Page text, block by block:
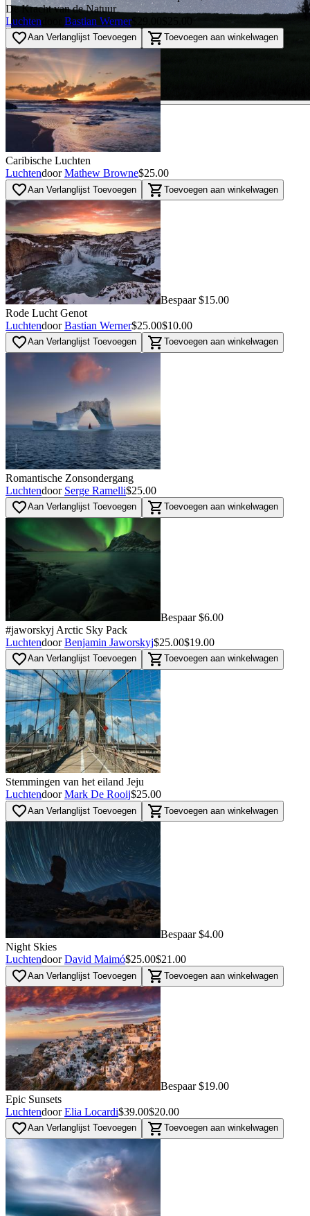
De Kracht van de Natuur
Luchten
Bastian Werner$29.00
favorite_borderAan Verlanglijst Toevoegen shopping_cart Toevoegen aan winkelwagen
Caribische Luchten
Luchtendoor Mathew Browne$25.00
favorite_borderAan Verlanglijst Toevoegen shopping_cart Toevoegen aan winkelwagen
Bespaar $15.00
Rode Lucht Genot
Luchtendoor Bastian Werner$25.00$10.00
favorite_borderAan Verlanglijst Toevoegen shopping_cart Toevoegen aan winkelwagen
Romantische Zonsondergang
Luchtendoor Serge Ramelli$25.00
favorite_borderAan Verlanglijst Toevoegen shopping_cart Toevoegen aan winkelwagen
Bespaar $6.00
#jaworskyj Arctic Sky Pack
Luchtendoor Benjamin Jaworskyj$25.00$19.00
favorite_borderAan Verlanglijst Toevoegen shopping_cart Toevoegen aan winkelwagen
Stemmingen van het eiland Jeju
Luchtendoor Mark De Rooij$25.00
favorite_borderAan Verlanglijst Toevoegen shopping_cart Toevoegen aan winkelwagen
Bespaar $4.00
Night Skies
Luchtendoor David Maimó$25.00$21.00
favorite_borderAan Verlanglijst Toevoegen shopping_cart Toevoegen aan winkelwagen
Bespaar $19.00
Epic Sunsets
Luchtendoor Elia Locardi$39.00$20.00
favorite_borderAan Verlanglijst Toevoegen shopping_cart Toevoegen aan winkelwagen